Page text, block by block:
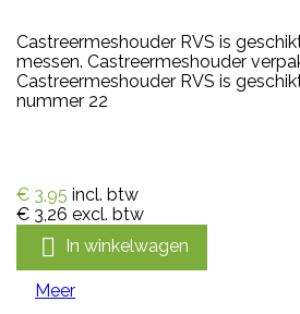
Castreermeshouder RVS is
messen. Castreermeshouder
Castreermeshouder RVS is
nummer 22
€ 3,95 incl. btw
€ 3,26 excl. btw
 In winkelwagen
Meer